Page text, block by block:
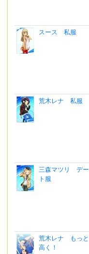
スース 私服
荒木レナ 私服
三森マツリ デー
ト服
荒木レナ もっと
高く！